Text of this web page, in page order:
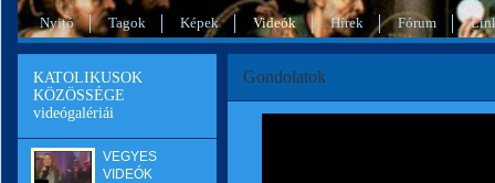
Nyitó Tagok Képek Videók Hírek Fórum
KATOLIKUSOK
KÖZÖSSÉGE
videógalériái
VEGYES
VIDEÓK
Gondolatok